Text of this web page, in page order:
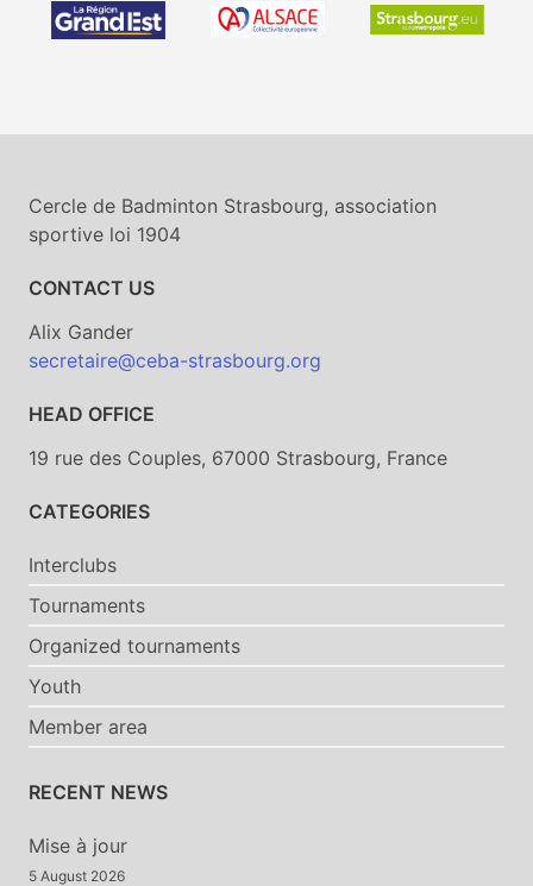
Cercle de Badminton Strasbourg, association
sportive loi 1904
CONTACT US
Alix Gander
secretaire@ceba-strasbourg.org
HEAD OFFICE
19 rue des Couples, 67000 Strasbourg, France
CATEGORIES
Interclubs
Tournaments
Organized tournaments
Youth
Member area
RECENT NEWS
Mise à jour
5 August 2026